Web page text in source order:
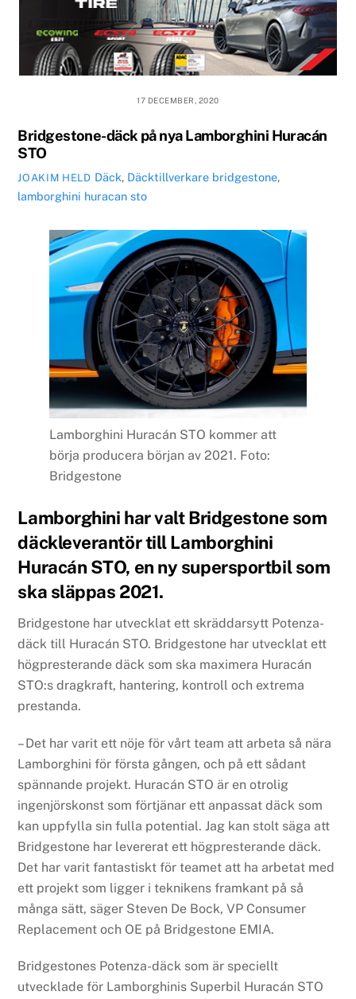
17 DECEMBER, 2020
Bridgestone-däck på nya Lamborghini Huracán
STO
JOAKIM HELD Däck, Däcktillverkare bridgestone,
lamborghini huracan sto
Lamborghini Huracán STO kommer att
börja producera början av 2021. Foto:
Bridgestone
Lamborghini har valt Bridgestone som
däckleverantör till Lamborghini
Huracán STO, en ny supersportbil som
ska släppas 2021.
Bridgestone har utvecklat ett skräddarsytt Potenza-
däck till Huracán STO. Bridgestone har utvecklat ett
högpresterande däck som ska maximera Huracán
STO:s dragkraft, hantering, kontroll och extrema
prestanda.
– Det har varit ett nöje för vårt team att arbeta så nära
Lamborghini för första gången, och på ett sådant
spännande projekt. Huracán STO är en otrolig
ingenjörskonst som förtjänar ett anpassat däck som
kan uppfylla sin fulla potential. Jag kan stolt säga att
Bridgestone har levererat ett högpresterande däck.
Det har varit fantastiskt för teamet att ha arbetat med
ett projekt som ligger i teknikens framkant på så
många sätt, säger Steven De Bock, VP Consumer
Replacement och OE på Bridgestone EMIA.
Bridgestones Potenza-däck som är speciellt
utvecklade för Lamborghinis Superbil Huracán STO